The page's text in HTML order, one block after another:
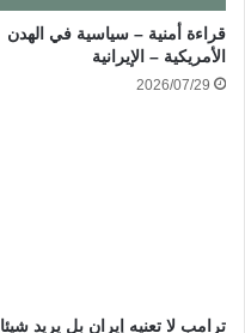
قراءة أمنية – سياسية في الهدن
الأمريكية – الإيرانية
2026/07/29
ترامب لا تعنيه إيران بل يريد شيئا